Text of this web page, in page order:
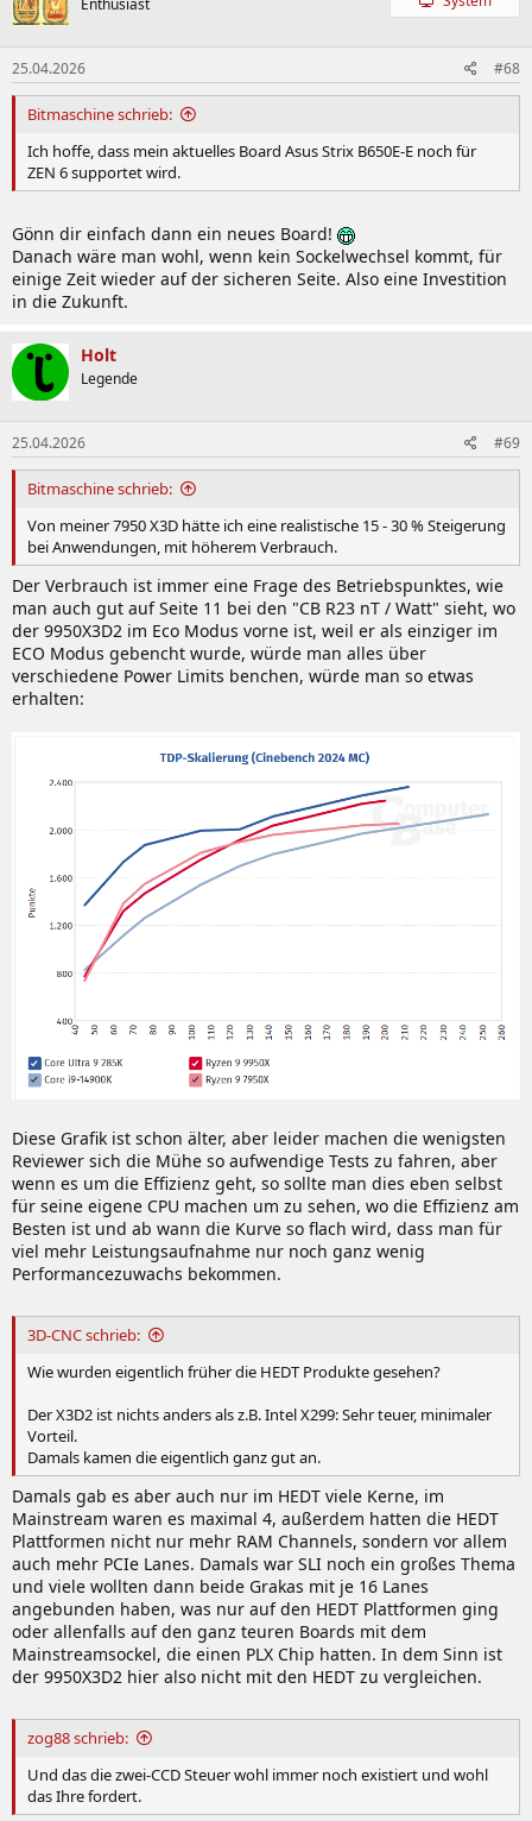
25.04.2026 #68
Bitmaschine schrieb:
Ich hoffe, dass mein aktuelles Board Asus Strix B650E-E noch für
ZEN 6 supportet wird.
Gönn dir einfach dann ein neues Board!
Danach wäre man wohl, wenn kein Sockelwechsel kommt, für
einige Zeit wieder auf der sicheren Seite. Also eine Investition
in die Zukunft.
Holt
Legende
25.04.2026 #69
Bitmaschine schrieb:
Von meiner 7950 X3D hätte ich eine realistische 15 - 30 % Steigerung
bei Anwendungen, mit höherem Verbrauch.
Der Verbrauch ist immer eine Frage des Betriebspunktes, wie
man auch gut auf Seite 11 bei den "CB R23 nT / Watt" sieht, wo
der 9950X3D2 im Eco Modus vorne ist, weil er als einziger im
ECO Modus gebencht wurde, würde man alles über
verschiedene Power Limits benchen, würde man so etwas
erhalten:
Diese Grafik ist schon älter, aber leider machen die wenigsten
Reviewer sich die Mühe so aufwendige Tests zu fahren, aber
wenn es um die Effizienz geht, so sollte man dies eben selbst
für seine eigene CPU machen um zu sehen, wo die Effizienz am
Besten ist und ab wann die Kurve so flach wird, dass man für
viel mehr Leistungsaufnahme nur noch ganz wenig
Performancezuwachs bekommen.
3D-CNC schrieb:
Wie wurden eigentlich früher die HEDT Produkte gesehen?
Der X3D2 ist nichts anders als z.B. Intel X299: Sehr teuer, minimaler
Vorteil.
Damals kamen die eigentlich ganz gut an.
Damals gab es aber auch nur im HEDT viele Kerne, im
Mainstream waren es maximal 4, außerdem hatten die HEDT
Plattformen nicht nur mehr RAM Channels, sondern vor allem
auch mehr PCIe Lanes. Damals war SLI noch ein großes Thema
und viele wollten dann beide Grakas mit je 16 Lanes
angebunden haben, was nur auf den HEDT Plattformen ging
oder allenfalls auf den ganz teuren Boards mit dem
Mainstreamsockel, die einen PLX Chip hatten. In dem Sinn ist
der 9950X3D2 hier also nicht mit den HEDT zu vergleichen.
zog88 schrieb:
Und das die zwei-CCD Steuer wohl immer noch existiert und wohl
das Ihre fordert.